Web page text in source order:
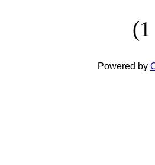
Powered by